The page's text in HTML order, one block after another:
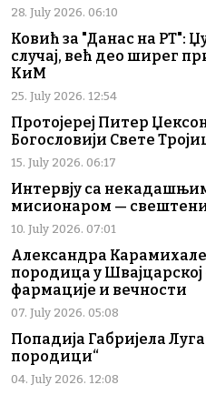
28. July 2026. 06:10
Ковић за "Данас на РТ":
случај, већ део ширег
КиМ
25. July 2026. 12:54
Протојереј Питер
Богословији Свете
15. July 2026. 06:17
Интервју са
мисионаром —
10. July 2026. 07:01
Александра
породица у
фармације и вечности
07. July 2026. 05:08
Попадија Габријела
породици“
04. July 2026. 12:08